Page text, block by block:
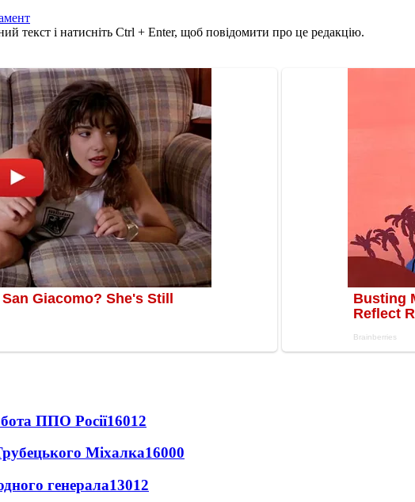
текст і натисніть Ctrl + Enter, щоб повідомити про це редакцію.
ППО Росії16012
Міхалка16000
генерала13012